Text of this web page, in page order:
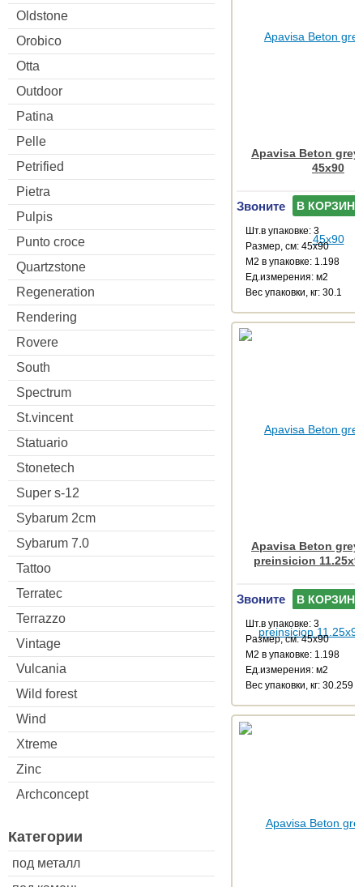
Oldstone
Orobico
Otta
Outdoor
Patina
Pelle
Petrified
Pietra
Pulpis
Punto croce
Quartzstone
Regeneration
Rendering
Rovere
South
Spectrum
St.vincent
Statuario
Stonetech
Super s-12
Sybarum 2cm
Sybarum 7.0
Tattoo
Terratec
Terrazzo
Vintage
Vulcania
Wild forest
Wind
Xtreme
Zinc
Archconcept
Категории
под металл
Apavisa Beton
45x90
Звоните В КОРЗИНУ
Шт.в упаковке: 3
Размер, см: 45x90
М2 в упаковке: 1.198
Ед.измерения: м2
Веc упаковки, кг: 30.1
Apavisa Beton
preinsicion
Звоните В КОРЗИНУ
Шт.в упаковке: 3
Размер, см: 45x90
М2 в упаковке: 1.198
Ед.измерения: м2
Веc упаковки, кг: 30.259